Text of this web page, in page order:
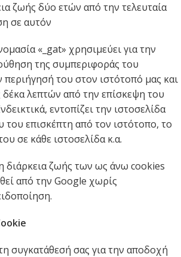
ζωής δύο ετών από την τελευταία
σε αυτόν
«_gat» χρησιμεύει για την
της συμπεριφοράς του
περιήγησή του στον ιστότοπό μας και
δέκα λεπτών από την επίσκεψη του
εντοπίζει την ιστοσελίδα
του επισκέπτη από τον ιστότοπο, το
σε κάθε ιστοσελίδα κ.α.
η διάρκεια ζωής των ως άνω cookies
από την Google χωρίς
συγκατάθεσή σας για την αποδοχή